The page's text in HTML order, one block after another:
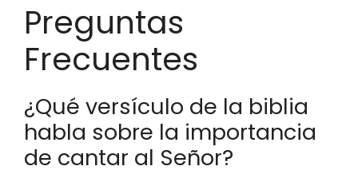
Preguntas
Frecuentes
¿Qué versículo de la biblia
habla sobre la importancia
de cantar al Señor?